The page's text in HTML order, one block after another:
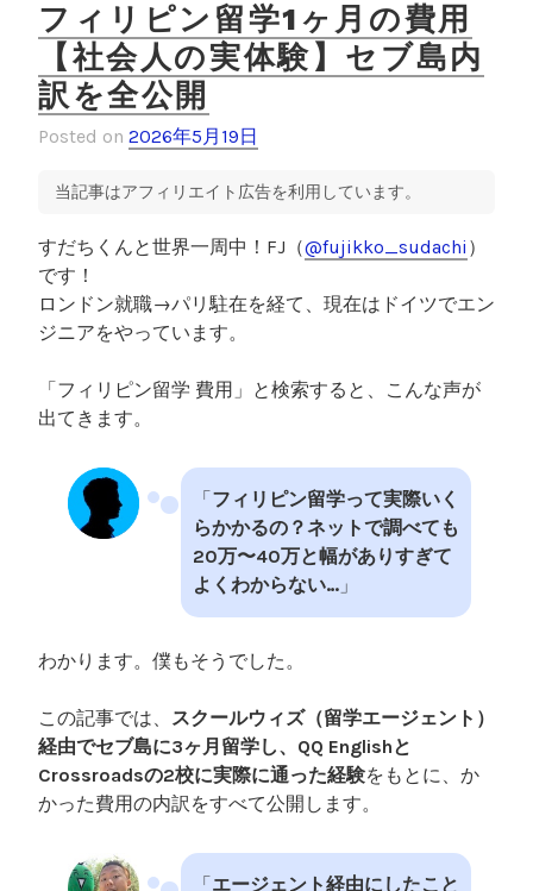
外
就
職
し
た
験
】
フィリピン留学1ヶ月の費用
【社会人の実体験】セブ島内
訳を全公開
Posted on 2026年5月19日
当記事はアフィリエイト広告を利用しています。
すだちくんと世界一周中！FJ（@fujikko_sudachi ）
です！
ロンドン就職→パリ駐在を経て、現在はドイツでエン
ジニアをやっています。
「フィリピン留学 費用」と検索すると、こんな声が
出てきます。
「フィリピン留学って実際いく
らかかるの？ネットで調べても
20万〜40万と幅がありすぎて
よくわからない… 」
わかります。僕もそうでした。
この記事では、
スクールウィズ（留学エージェント）
経由でセブ島に3ヶ月留学し、QQ Englishと
Crossroadsの2校に実際に通った経験をもとに、か
かった費用の内訳をすべて公開します。
「エージェント経由にしたこと